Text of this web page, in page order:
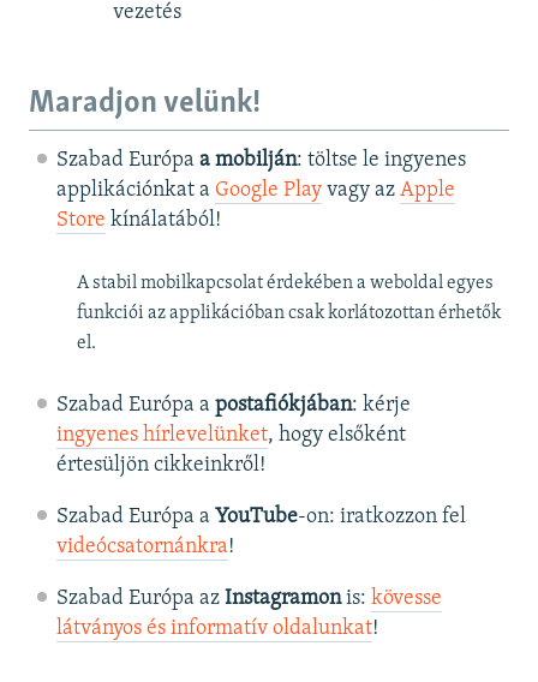
vezetés
Maradjon velünk!
Szabad Európa a mobilján: töltse le ingyenes
applikációnkat a Google Playvagy az Apple
Store kínálatából!
A stabil mobilkapcsolat érdekében a weboldal egyes
funkciói az applikációban csak korlátozottan érhetők
el.
Szabad Európa a postafiókjában: kérje
ingyenes hírlevelünket, hogy elsőként
értesüljön cikkeinkről!
Szabad Európa a YouTube-on: iratkozzon fel
videócsatornánkra!
Szabad Európa az Instagramonis: kövesse
látványos és informatív oldalunkat! ​